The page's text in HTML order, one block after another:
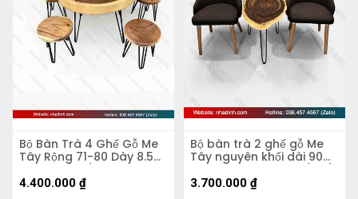
Bộ Bàn Trà 4 Ghế Gỗ Me
Tây Rộng 71-80 Dày 8.5
Cao 58 (cm)
4.400.000 ₫
Bộ bàn trà 2 ghế gỗ Me
Tây nguyên khối dài 90
rộng 50-47 dày 5,5 (cm)
3.700.000 ₫